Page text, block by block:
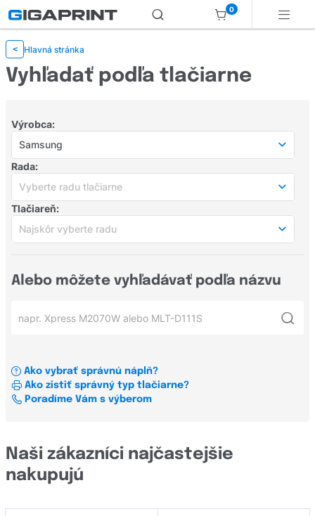
0
< Hlavná stránka
Vyhľadať podľa tlačiarne
Výrobca:
Samsung
Obľúbení výrobcovia
HP
Canon
Xerox
Konfigurátor štítkov a pásiek pre tlačiarne štítkov štítků
Všetci výrobcovia
Brother
Rada:
Vyberte radu tlačiarne
Vyberte radu tlačiarne
Populárne rady
CLP
ProXpress
CLP
CLX
Tlačiareň:
Najskôr vyberte radu
Populárne tlačiarne
Samsung Xpress M2070
Samsung M2070 series
Samsung SCX-4300
Alebo môžete vyhľadávať podľa názvu
Ako vybrať správnú náplň?
Ako zistiť správný typ tlačiarne?
Poradíme Vám s výberom
Naši zákazníci najčastejšie
nakupujú